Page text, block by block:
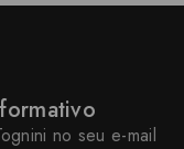
no seu e-mail